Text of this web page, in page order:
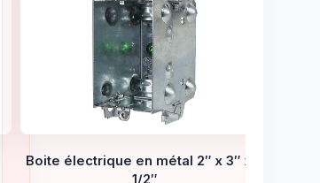
Boite électrique en métal 2″ x 3″ x 2
1/2″